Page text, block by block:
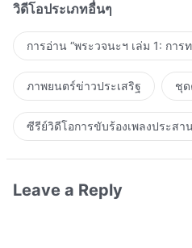
วิดีโอประเภทอื่นๆ
การอ่าน “พระวจนะฯ เล่ม 1: กา
ภาพยนตร์ข่าวประเสริฐ ชุด
ซีรีย์วิดีโอการขับร้องเพลงประสา
Leave a Reply